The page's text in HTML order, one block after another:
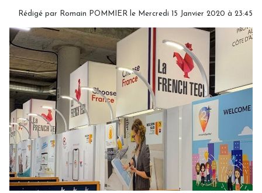
Rédigé par Romain POMMIER le Mercredi 15 Janvier 2020 à 23:45